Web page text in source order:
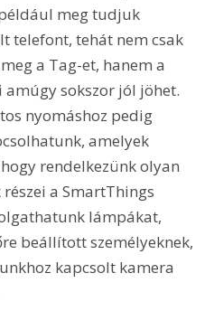
meg tudjuk
telefont, tehát nem csak
a Tag-et, hanem a
sokszor jól jöhet.
nyomáshoz pedig
amelyek
rendelkezünk olyan
a SmartThings
lámpákat,
beállított személyeknek,
kapcsolt kamera